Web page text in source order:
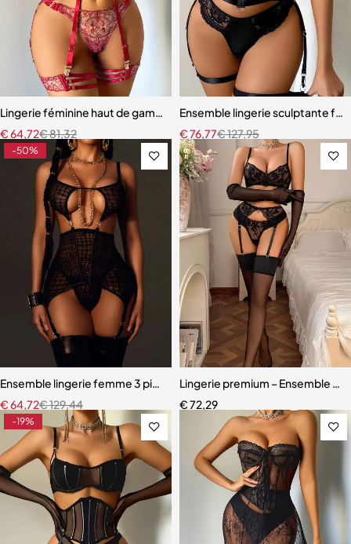
Lingerie féminine haut de gamme – Soutien-gorge et culotte en
€81,32
€64,72
Ensemble lingerie sculptante
€127,95
€76,77
-50%
Ensemble lingerie femme 3 pièces – Texture alligator avec corset
€129,44
€64,72
Lingerie premium – Ensemble
€72,29
-19%